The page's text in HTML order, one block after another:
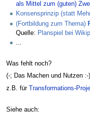
als Mittel zum (guten)
Konsensprinzip (statt
(Fortbildung zum Thema)
Quelle: Planspiel bei
...
Was fehlt noch?
(-; Das Machen und Nutzen :-
z.B. für Transformations-
Siehe auch: